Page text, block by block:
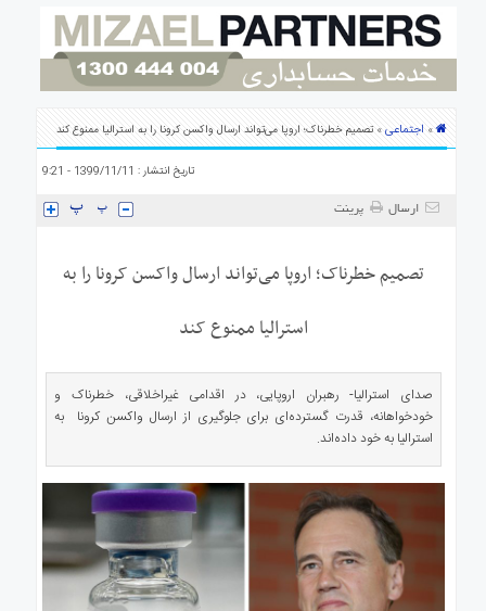
استرالیا
ارتباط» اجتماعی» تصمیم خطرناک؛ اروپا می‌تواند ارسال واکسن کرونا را به استرالیا ممنوع کند
تاریخ انتشار : 1399/11/11 - 9:21
ارسال پرینت
تصمیم خطرناک؛ اروپا می‌تواند ارسال واکسن کرونا را به
استرالیا ممنوع کند
صدای استرالیا- رهبران اروپایی، در اقدامی غیراخلاقی، خطرناک و
خودخواهانه، قدرت گسترده‌ای برای جلوگیری از ارسال واکسن کرونا به
استرالیا به خود داده‌اند.